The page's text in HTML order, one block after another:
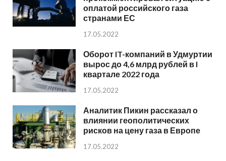
оплатой российского газа
странами ЕС
17.05.2022
Оборот IT-компаний в Удмуртии
вырос до 4,6 млрд рублей в I
квартале 2022 года
17.05.2022
Аналитик Пикин рассказал о
влиянии геополитических
рисков на цену газа в Европе
17.05.2022